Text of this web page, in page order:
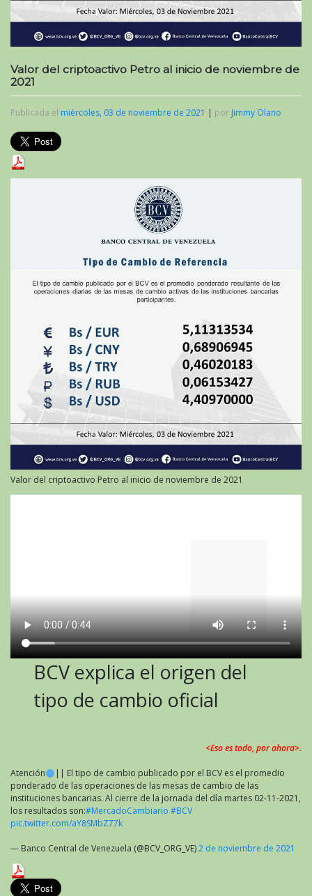
Valor del criptoactivo Petro al inicio de noviembre de
2021
Publicada el miércoles, 03 de noviembre de 2021 | por Jimmy Olano
Valor del criptoactivo Petro al inicio de noviembre de 2021
BCV explica el origen del
tipo de cambio oficial
<Eso es todo, por ahora>.
Atención
|| El tipo de cambio publicado por el BCV es el promedio
ponderado de las operaciones de las mesas de cambio de las
instituciones bancarias. Al cierre de la jornada del día martes 02-11-2021,
los resultados son:#MercadoCambiario #BCV
pic.twitter.com/aY8SMbZ77k
— Banco Central de Venezuela (@BCV_ORG_VE)2 de noviembre de 2021